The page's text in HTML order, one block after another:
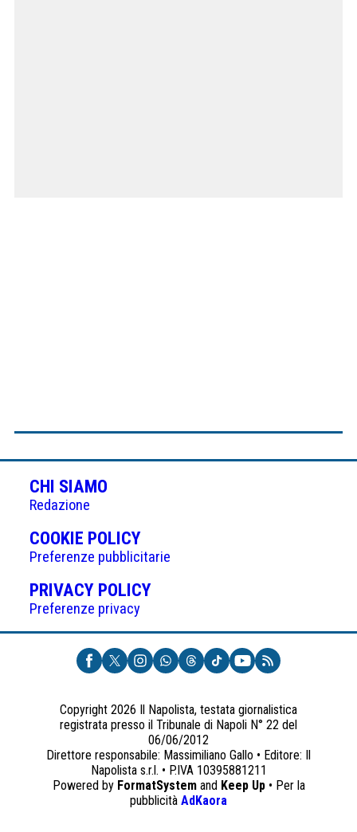
CHI SIAMO
Redazione
COOKIE POLICY(APRE
IN
UNA
NUOVA
Preferenze pubblicitarie
PRIVACY POLICY(APRE
UNA
NUOVA
SCHEDA)
Preferenze privacy
Copyright 2026 Il Napolista, testata giornalistica
registrata presso il Tribunale di Napoli N° 22 del
06/06/2012
Direttore responsabile: Massimiliano Gallo • Editore: Il
Napolista s.r.l. • P.IVA 10395881211
Powered by FormatSystemand Keep Up• Per la
pubblicità AdKaora